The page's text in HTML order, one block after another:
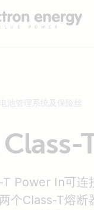
电池管理系统及保险丝
Power In可连
个Class-T熔断